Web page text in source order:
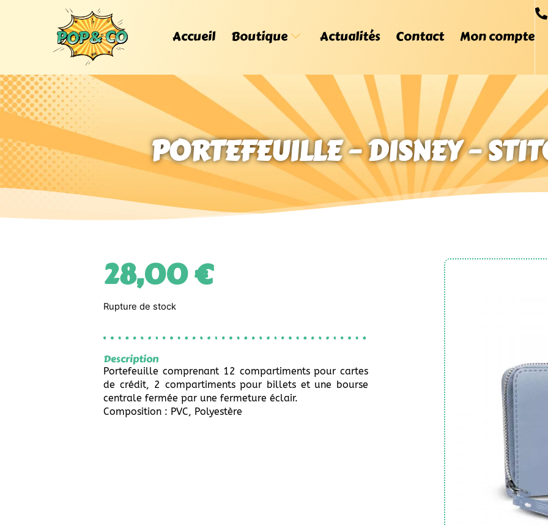
Accueil Boutique Actualités Contact Mon compte
PORTEFEUILLE – DISNEY –
28,00€
Rupture de stock
Description
Portefeuille comprenant 12 compartiments pour cartes
de crédit, 2 compartiments pour billets et une bourse
centrale fermée par une fermeture éclair.
Composition : PVC, Polyestère